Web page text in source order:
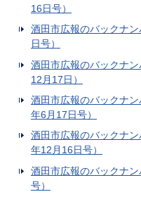
16日号）
酒田市広報のバックナ
日号）
酒田市広報のバックナ
12月17日）
酒田市広報のバックナ
年6月17日号）
酒田市広報のバックナ
年12月16日号）
酒田市広報のバックナ
号）